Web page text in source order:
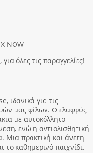
NOW
όλες τις παραγγελίες!
ιδανικά για τις
μας φίλων. Ο ελαφρύς
με αυτοκόλλητο
ενώ η αντιολισθητική
Μια πρακτική και άνετη
το καθημερινό παιχνίδι.